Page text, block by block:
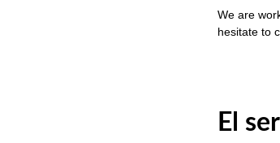
We are
hesitate to
El